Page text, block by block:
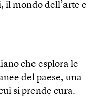
il mondo dell’arte e
che esplora le
del paese, una
si prende cura.